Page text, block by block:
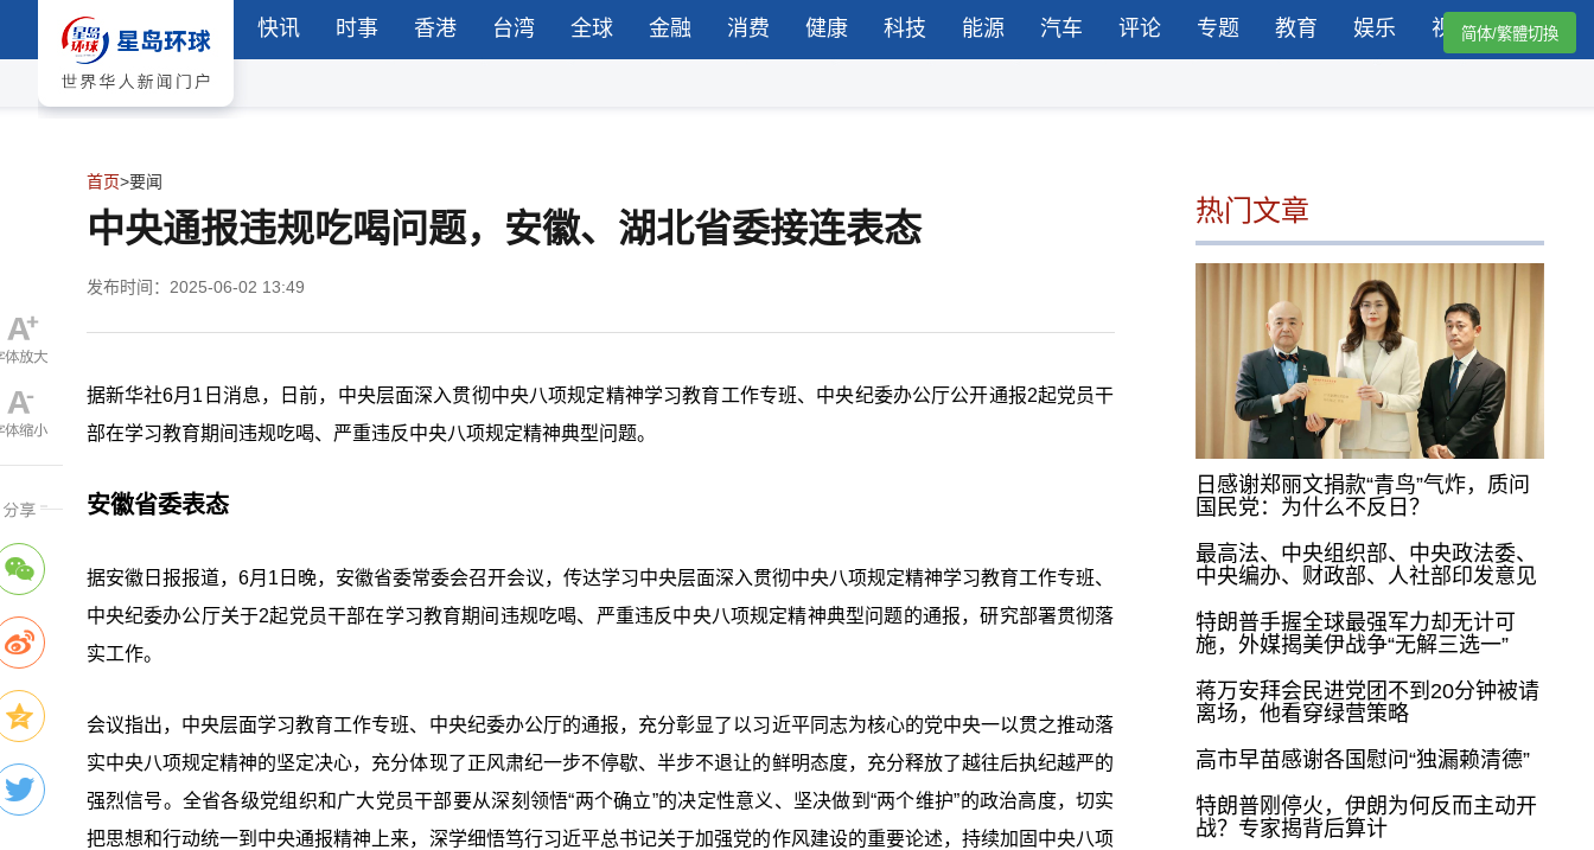
快讯 时事 香港 台湾 全球 金融 消费 健康 科技 能源 汽车 评论 专题 教育 娱乐 视频简体/繁體切換
首页>要闻
中央通报违规吃喝问题，安徽、湖北省委接连表态
发布时间：2025-06-02 13:49
据新华社6月1日消息，日前，中央层面深入贯彻中央八项规定精神学习教育工作专班、中央纪委办公厅公开通报2起党员干
部在学习教育期间违规吃喝、严重违反中央八项规定精神典型问题。
安徽省委表态
据安徽日报报道，6月1日晚，安徽省委常委会召开会议，传达学习中央层面深入贯彻中央八项规定精神学习教育工作专班、
中央纪委办公厅关于2起党员干部在学习教育期间违规吃喝、严重违反中央八项规定精神典型问题的通报，研究部署贯彻落
实工作。
会议指出，中央层面学习教育工作专班、中央纪委办公厅的通报，充分彰显了以习近平同志为核心的党中央一以贯之推动落
实中央八项规定精神的坚定决心，充分体现了正风肃纪一步不停歇、半步不退让的鲜明态度，充分释放了越往后执纪越严的
强烈信号。全省各级党组织和广大党员干部要从深刻领悟“两个确立”的决定性意义、坚决做到“两个维护”的政治高度，切实
把思想和行动统一到中央通报精神上来，深学细悟笃行习近平总书记关于加强党的作风建设的重要论述，持续加固中央八项
热门文章
日感谢郑丽文捐款“青鸟”气炸，质问
国民党：为什么不反日？
最高法、中央组织部、中央政法委、
中央编办、财政部、人社部印发意见
特朗普手握全球最强军力却无计可
施，外媒揭美伊战争“无解三选一”
蒋万安拜会民进党团不到20分钟被请
离场，他看穿绿营策略
高市早苗感谢各国慰问“独漏赖清德”
特朗普刚停火，伊朗为何反而主动开
战？专家揭背后算计